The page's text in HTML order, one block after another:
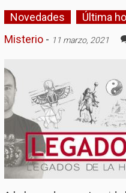
Novedades Última
Misterio- 11 marzo, 2021